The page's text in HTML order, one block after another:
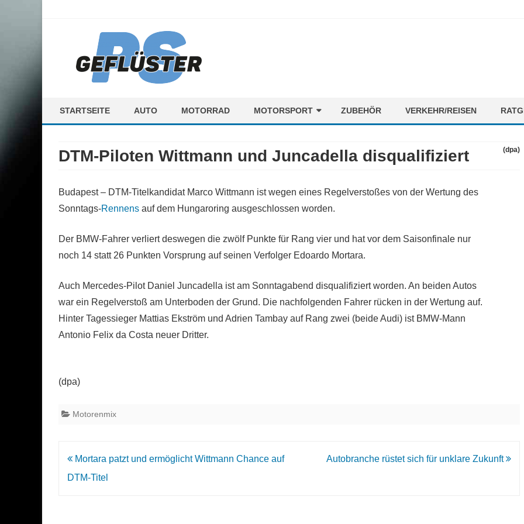
STARTSEITE AUTO MOTORRAD MOTORSPORT
FAHRER
MOTORENMIX
ZUBEHÖR VERKEHR/REISEN
DTM-Piloten Wittmann und Juncadella disqualifiziert (dpa)
Budapest – DTM-Titelkandidat Marco Wittmann ist wegen eines Regelverstoßes von der Wertung des
Sonntags-Rennens auf dem Hungaroring ausgeschlossen worden.
Der BMW-Fahrer verliert deswegen die zwölf Punkte für Rang vier und hat vor dem Saisonfinale nur
noch 14 statt 26 Punkten Vorsprung auf seinen Verfolger Edoardo Mortara.
Auch Mercedes-Pilot Daniel Juncadella ist am Sonntagabend disqualifiziert worden. An beiden Autos
war ein Regelverstoß am Unterboden der Grund. Die nachfolgenden Fahrer rücken in der Wertung auf.
Hinter Tagessieger Mattias Ekström und Adrien Tambay auf Rang zwei (beide Audi) ist BMW-Mann
Antonio Felix da Costa neuer Dritter.
(dpa)
Motorenmix
Beitrags-
Navigation
Mortara patzt und ermöglicht Wittmann Chance auf
DTM-Titel
Autobranche rüstet sich für unklare Zukunft